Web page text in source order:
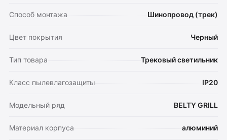
Способ монтажа Шинопровод (трек)
Цвет покрытия Черный
Тип товара Трековый светильник
Класс пылевлагозащиты IP20
Модельный ряд BELTY GRILL
Материал корпуса алюминий